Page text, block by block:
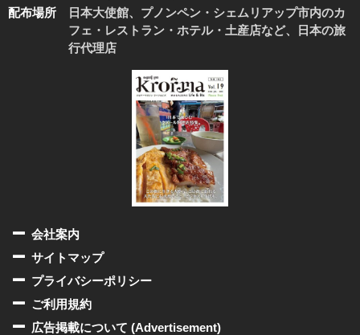
配布場所
日本大使館、プノンペン・シェムリアップ市内のカ
フェ・レストラン・ホテル・土産店など、日本の旅
行代理店
会社案内
サイトマップ
プライバシーポリシー
ご利用規約
広告掲載について (Advertisement)